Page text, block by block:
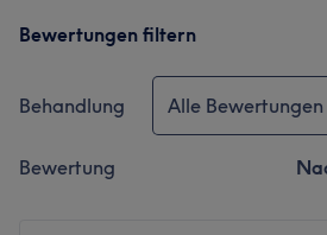
Bewertungen filtern
Behandlung Alle Bewertungen
Bewertung